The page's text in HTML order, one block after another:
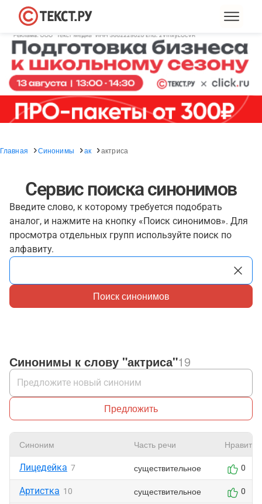
Главная Синонимы ак актриса
Сервис поиска синонимов
Введите слово, к которому требуется подобрать
аналог, и нажмите на кнопку «Поиск синонимов». Для
просмотра отдельных групп используйте поиск по
алфавиту.
Поиск синонимов
Синонимы к слову "актриса"19
Предложить
Синоним Часть речи Нравится
Лицедейка 7 существительное 0
Артистка 10 существительное 0